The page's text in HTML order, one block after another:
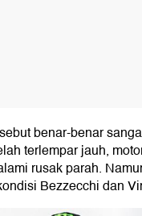
benar-benar
terlempar jauh,
rusak parah.
Bezzecchi dan